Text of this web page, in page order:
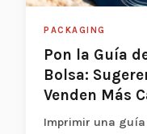
PACKAGING
Pon la Guía
Bolsa:
Venden Más
Imprimir una